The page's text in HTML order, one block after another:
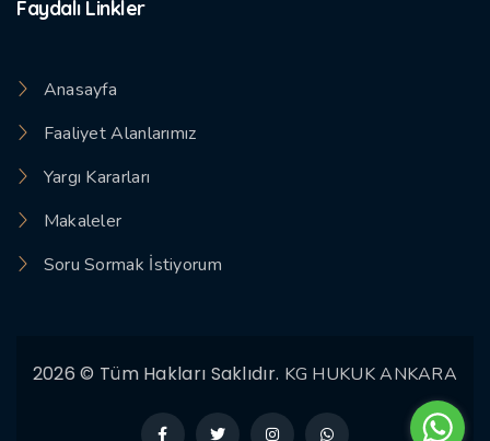
Faydalı Linkler
Anasayfa
Faaliyet Alanlarımız
Yargı Kararları
Makaleler
Soru Sormak İstiyorum
2026 © Tüm Hakları Saklıdır. KG HUKUK ANKARA